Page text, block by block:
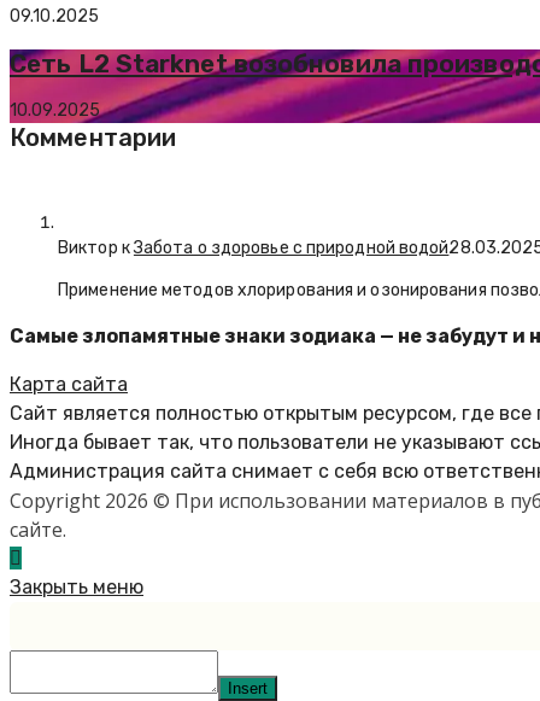
09.10.2025
Сеть L2 Starknet возобновила
10.09.2025
Комментарии
Виктор кЗабота о здоровье с природной водой
Применение методов хлорирования и озонирования
Самые злопамятные знаки зодиака — не забудут и
Карта сайта
Сайт является полностью открытым ресурсом, где
Иногда бывает так, что пользователи не указывают
Администрация сайта снимает с себя всю
Copyright 2026 © При использовании материалов в
сайте.
Закрыть меню
Insert